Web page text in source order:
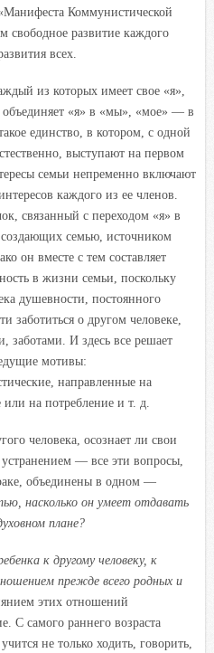
Коммунистической
свободное развитие каждого
всех.
из которых имеет свое «я»,
«я» в «мы», «мое» — в
единство, в котором, с одной
выступают на первом
семьи непременно включают
каждого из ее членов.
связанный с переходом «я» в
семью, источником
он вместе с тем составляет
в жизни семьи, поскольку
душевности, постоянного
заботиться о другом человеке,
заботами. И здесь все решает
мотивы:
направленные на
на потребление и т. д.
человека, осознает ли свои
— все эти вопросы,
объединены в одном —
насколько он умеет отдавать
плане?
к другому человеку, к
прежде всего родных и
этих отношений
С самого раннего возраста
не только ходить, говорить,